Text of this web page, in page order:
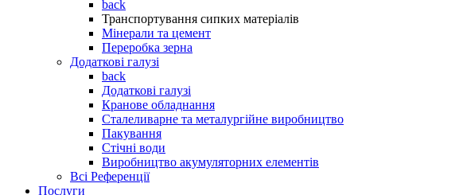
back
Транспортування сипких матеріалів
Мінерали та цемент
Переробка зерна
Додаткові галузі
back
Додаткові галузі
Кранове обладнання
Сталеливарне та металургійне виробництво
Пакування
Стічні води
Виробництво акумуляторних елементів
Всі Референції
Послуги